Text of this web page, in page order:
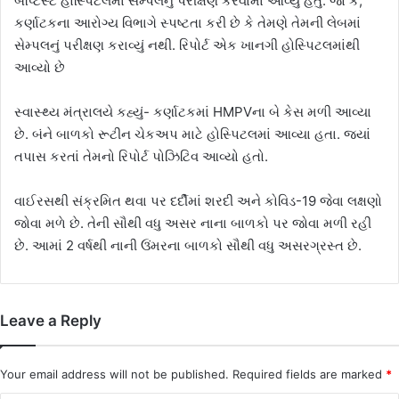
કર્ણાટકના આરોગ્ય વિભાગે સ્પષ્ટતા કરી છે કે તેમણે તેમની લેબમાં
સેમ્પલનું પરીક્ષણ કરાવ્યું નથી. રિપોર્ટ એક ખાનગી હોસ્પિટલમાંથી
આવ્યો છે
સ્વાસ્થ્ય મંત્રાલયે કહ્યું- કર્ણાટકમાં HMPVના બે કેસ મળી આવ્યા
છે. બંને બાળકો રૂટીન ચેકઅપ માટે હોસ્પિટલમાં આવ્યા હતા. જ્યાં
તપાસ કરતાં તેમનો રિપોર્ટ પોઝિટિવ આવ્યો હતો.
વાઈરસથી સંક્રમિત થવા પર દર્દીમાં શરદી અને કોવિડ-19 જેવા લક્ષણો
જોવા મળે છે. તેની સૌથી વધુ અસર નાના બાળકો પર જોવા મળી રહી
છે. આમાં 2 વર્ષથી નાની ઉંમરના બાળકો સૌથી વધુ અસરગ્રસ્ત છે.
Leave a Reply
Your email address will not be published. Required fields are marked *